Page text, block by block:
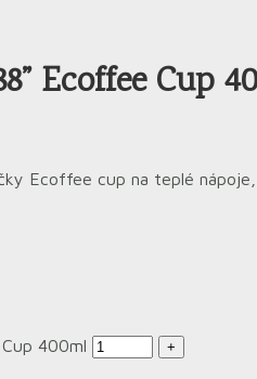
Ecoffee Cup
Ecoffee cup na teplé
400ml